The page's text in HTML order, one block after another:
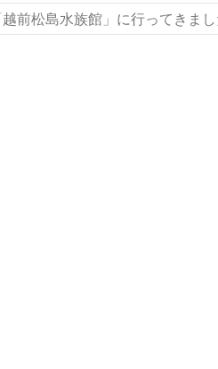
前松島水族館」に行ってきま